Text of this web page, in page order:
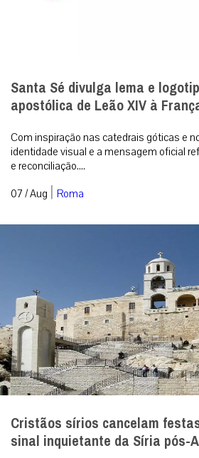
Santa Sé divulga lema e
apostólica de Leão XIV à
Com inspiração nas catedrais góticas e
identidade visual e a mensagem oficial
e reconciliação....
07 / Aug | Roma
Cristãos sírios cancelam
sinal inquietante da Síria pós-